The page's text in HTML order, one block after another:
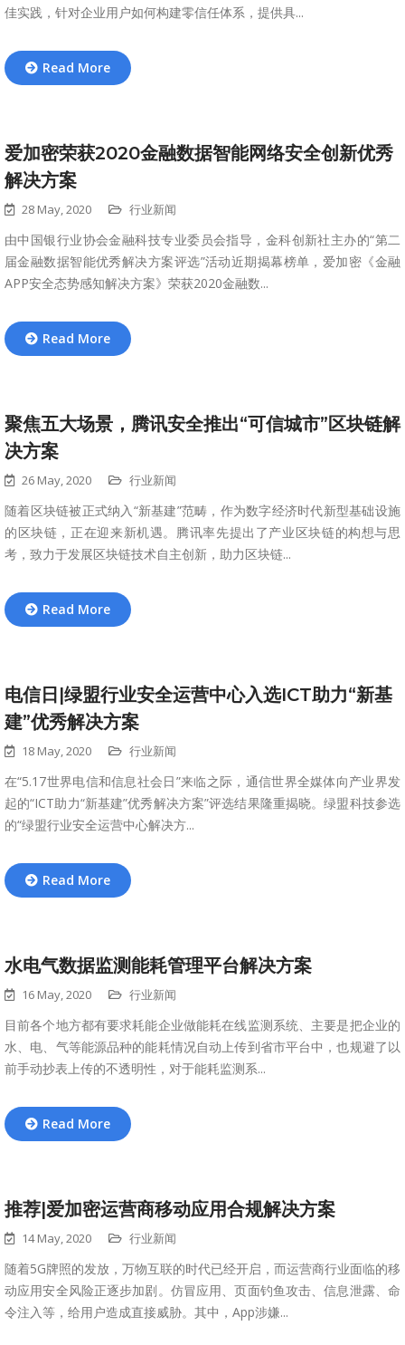
佳实践，针对企业用户如何构建零信任体系，提供具...
Read More
爱加密荣获2020金融数据智能网络安全创新优秀
解决方案
28 May, 2020 行业新闻
由中国银行业协会金融科技专业委员会指导，金科创新社主办的“第二
届金融数据智能优秀解决方案评选”活动近期揭幕榜单，爱加密《金融
APP安全态势感知解决方案》荣获2020金融数...
Read More
聚焦五大场景，腾讯安全推出“可信城市”区块链解
决方案
26 May, 2020 行业新闻
随着区块链被正式纳入“新基建”范畴，作为数字经济时代新型基础设施
的区块链，正在迎来新机遇。腾讯率先提出了产业区块链的构想与思
考，致力于发展区块链技术自主创新，助力区块链...
Read More
电信日|绿盟行业安全运营中心入选ICT助力“新基
建”优秀解决方案
18 May, 2020 行业新闻
在“5.17世界电信和信息社会日”来临之际，通信世界全媒体向产业界发
起的“ICT助力“新基建”优秀解决方案”评选结果隆重揭晓。绿盟科技参选
的“绿盟行业安全运营中心解决方...
Read More
水电气数据监测能耗管理平台解决方案
16 May, 2020 行业新闻
目前各个地方都有要求耗能企业做能耗在线监测系统、主要是把企业的
水、电、气等能源品种的能耗情况自动上传到省市平台中，也规避了以
前手动抄表上传的不透明性，对于能耗监测系...
Read More
推荐|爱加密运营商移动应用合规解决方案
14 May, 2020 行业新闻
随着5G牌照的发放，万物互联的时代已经开启，而运营商行业面临的移
动应用安全风险正逐步加剧。仿冒应用、页面钓鱼攻击、信息泄露、命
令注入等，给用户造成直接威胁。其中，App涉嫌...